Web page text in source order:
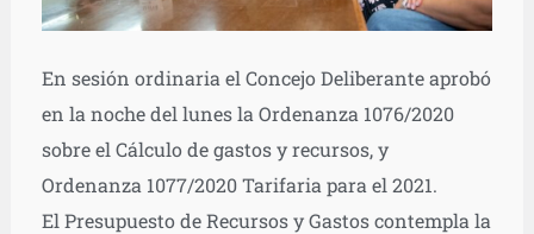
En sesión ordinaria el Concejo Deliberante aprobó
en la noche del lunes la Ordenanza 1076/2020
sobre el Cálculo de gastos y recursos, y
Ordenanza 1077/2020 Tarifaria para el 2021.
El Presupuesto de Recursos y Gastos contempla la